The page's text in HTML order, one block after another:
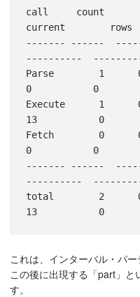
call     count
current        rows
------- ------
----------
Parse        1
0           0
Execute      1
13           0
Fetch        0
0           0
------- ------
----------
total        2
13           0
これは、インターバル・パー
この後に出現する「part」と
す。